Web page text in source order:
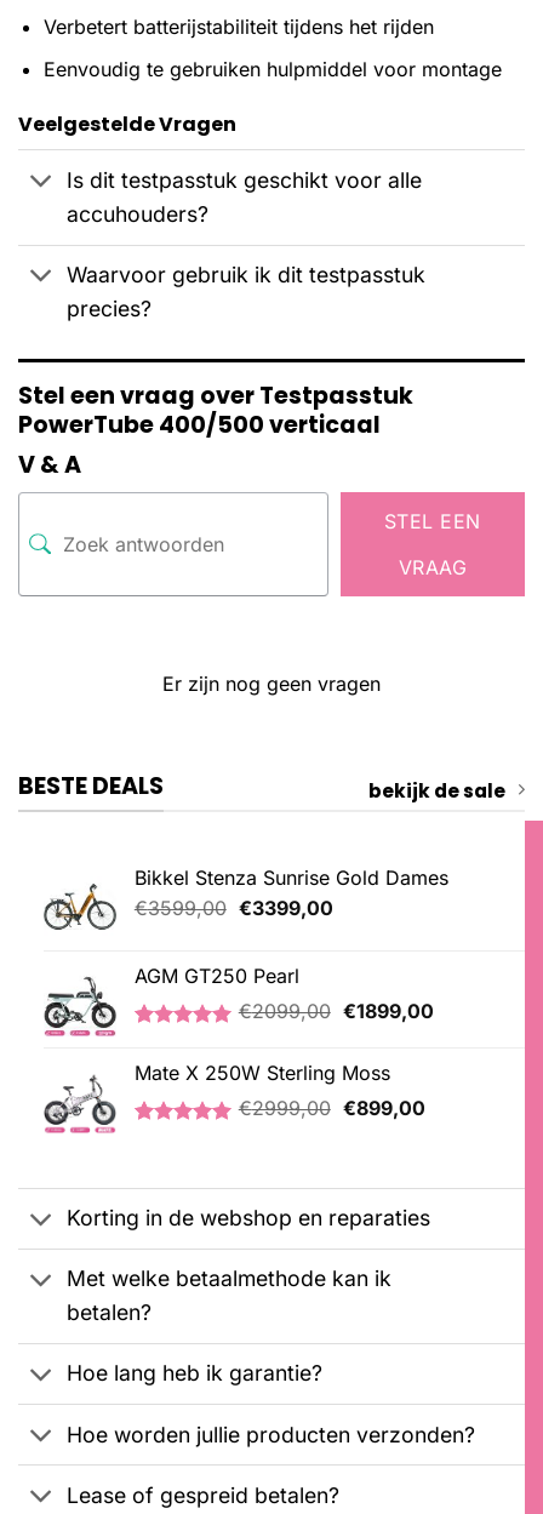
Verbetert batterijstabiliteit tijdens het rijden
Eenvoudig te gebruiken hulpmiddel voor montage
Veelgestelde Vragen
Is dit testpasstuk geschikt voor alle
accuhouders?
Waarvoor gebruik ik dit testpasstuk
precies?
Stel een vraag over Testpasstuk
PowerTube 400/500 verticaal
V & A
STEL EEN
VRAAG
Er zijn nog geen vragen
BESTE DEALS bekijk de sale
Bikkel Stenza Sunrise Gold Dames
€3599,00 Oorspronkelijke
€3599,00.
€3399,00Huidige
AGM GT250 Pearl
5.00
op 5
gebaseerd
op
klantbeoordelingen
€2099,00 Oorspronkelijke
€2099,00.
€1899,00Huidige
Mate X 250W Sterling Moss
klantbeoordelingen
€2999,00 Oorspronkelijke
€899,00Huidige
Korting in de webshop en reparaties
Met welke betaalmethode kan ik
betalen?
Hoe lang heb ik garantie?
Hoe worden jullie producten verzonden?
Lease of gespreid betalen?